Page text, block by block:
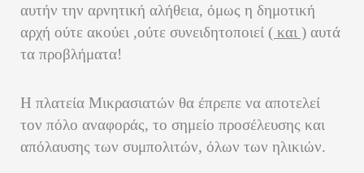
αυτήν την αρνητική αλήθεια, όμως η δημοτική
αρχή ούτε ακούει ,ούτε συνειδητοποιεί ( και ) αυτά
τα προβλήματα!
Η πλατεία Μικρασιατών θα έπρεπε να αποτελεί
τον πόλο αναφοράς, το σημείο προσέλευσης και
απόλαυσης των συμπολιτών, όλων των ηλικιών.